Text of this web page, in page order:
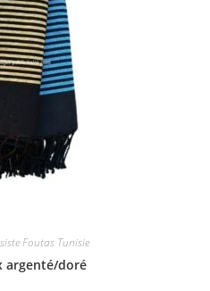
Foutas Tunisie
argenté/doré